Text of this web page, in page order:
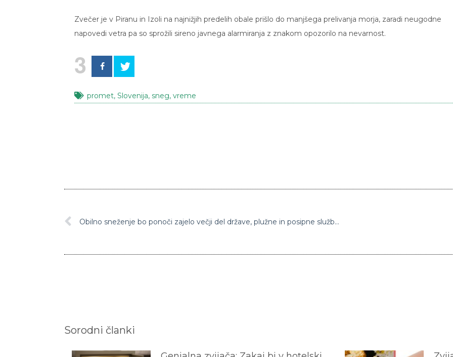
Zvečer je v Piranu in Izoli na najnižjih predelih obale prišlo do manjšega prelivanja morja, zaradi neugodne
napovedi vetra pa so sprožili sireno javnega alarmiranja z znakom opozorilo na nevarnost.
3
promet, Slovenija, sneg, vreme
Obilno sneženje bo ponoči zajelo večji del države, plužne in posipne službe so že na delu
Sorodni članki